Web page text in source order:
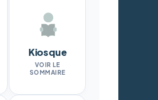
Kiosque
VOIR LE
SOMMAIRE